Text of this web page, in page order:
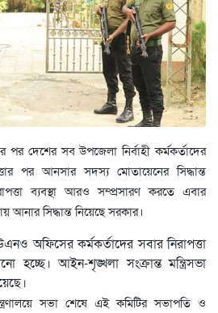
পর দেশের সব উপজেলা নির্বাহী কর্মকর্তাদের
পর আনসার সদস্য মোতায়েনের সিদ্ধান্ত
ব্যবস্থা আরও সম্প্রসারণ করতে এবার
সিদ্ধান্ত নিয়েছে সরকার।
অফিসের কর্মকর্তাদের সবার নিরাপত্তা
হচ্ছে। আইন-শৃঙ্খলা সংক্রান্ত মন্ত্রিসভা
সভা শেষে এই কমিটির সভাপতি ও